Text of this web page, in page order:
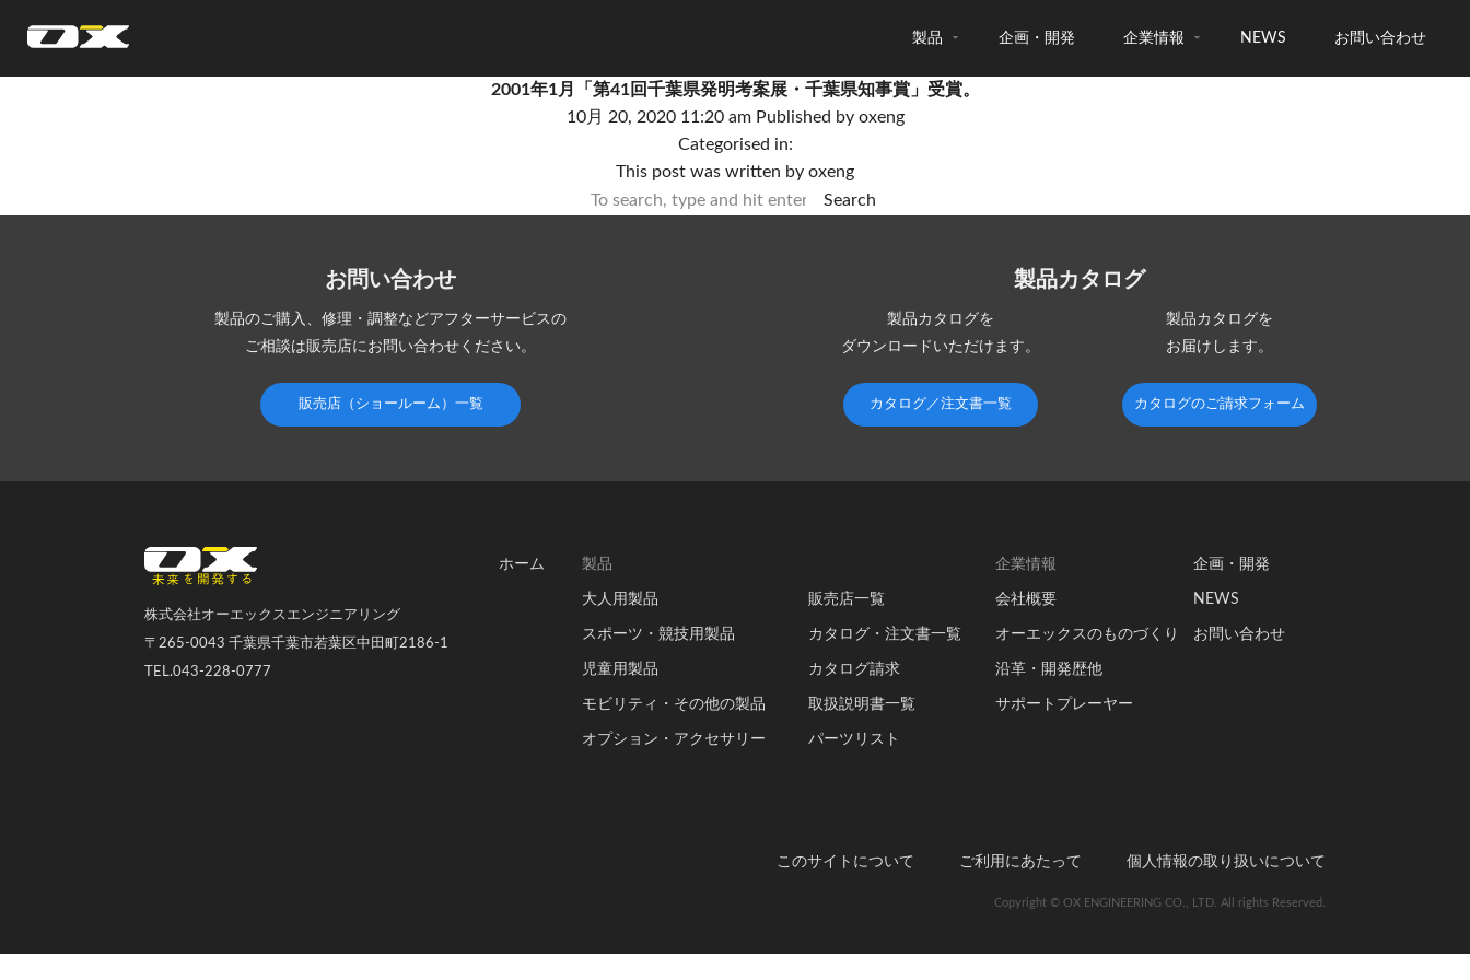
製品 企画・開発 企業情報 NEWS お問い合わせ
2001年1月「第41回千葉県発明考案展・千葉県知事賞」受賞。
10月 20, 2020 11:20 am Published by oxeng
Categorised in:
This post was written by oxeng
Search
お問い合わせ
製品のご購入、修理・調整などアフターサービスの
ご相談は販売店にお問い合わせください。
販売店（ショールーム）一覧
製品カタログ
製品カタログを
ダウンロードいただけます。
カタログ／注文書一覧
製品カタログを
お届けします。
カタログのご請求フォーム
ホーム 製品
大人用製品
スポーツ・競技用製品
児童用製品
モビリティ・その他の製品
オプション・アクセサリー
販売店一覧
カタログ・注文書一覧
カタログ請求
取扱説明書一覧
パーツリスト
企業情報
会社概要
オーエックスのものづくり
沿革・開発歴他
サポートプレーヤー
企画・開発
NEWS
お問い合わせ
このサイトについて ご利用にあたって 個人情報の取り扱いについて
株式会社オーエックスエンジニアリング
〒265-0043 千葉県千葉市若葉区中田町2186-1
TEL.043-228-0777
Copyright © OX ENGINEERING CO., LTD. All rights Reserved.